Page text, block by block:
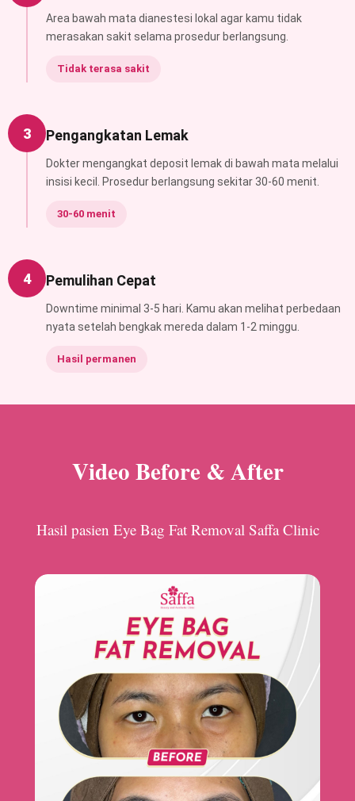
Area bawah mata dianestesi lokal agar kamu tidak
merasakan sakit selama prosedur berlangsung.
Tidak terasa sakit
3 Pengangkatan Lemak
Dokter mengangkat deposit lemak di bawah mata melalui
insisi kecil. Prosedur berlangsung sekitar 30-60 menit.
30-60 menit
4 Pemulihan Cepat
Downtime minimal 3-5 hari. Kamu akan melihat perbedaan
nyata setelah bengkak mereda dalam 1-2 minggu.
Hasil permanen
Video Before & After
Hasil pasien Eye Bag Fat Removal Saffa Clinic